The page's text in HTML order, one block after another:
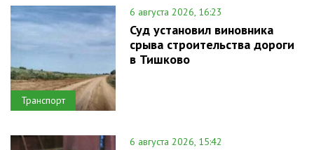
Транспорт
6 августа 2026, 16:23
Суд установил виновника
срыва строительства дороги
в Тишково
6 августа 2026, 15:42